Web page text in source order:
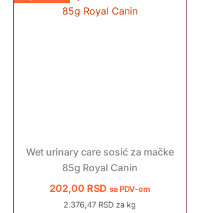
Wet urinary care sosić za mačke
85g Royal Canin
202,00 RSD sa PDV-om
2.376,47 RSD za kg